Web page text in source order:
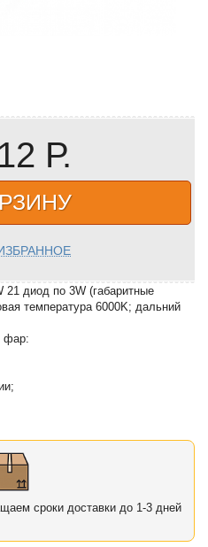
Р.
21 диод по 3W (габаритные
температура 6000K; дальний
фар:
сроки доставки до 1-3 дней